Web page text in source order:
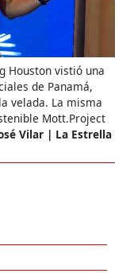
Houston vistió una
de Panamá,
velada. La misma
Mott.Project
Vilar | La Estrella